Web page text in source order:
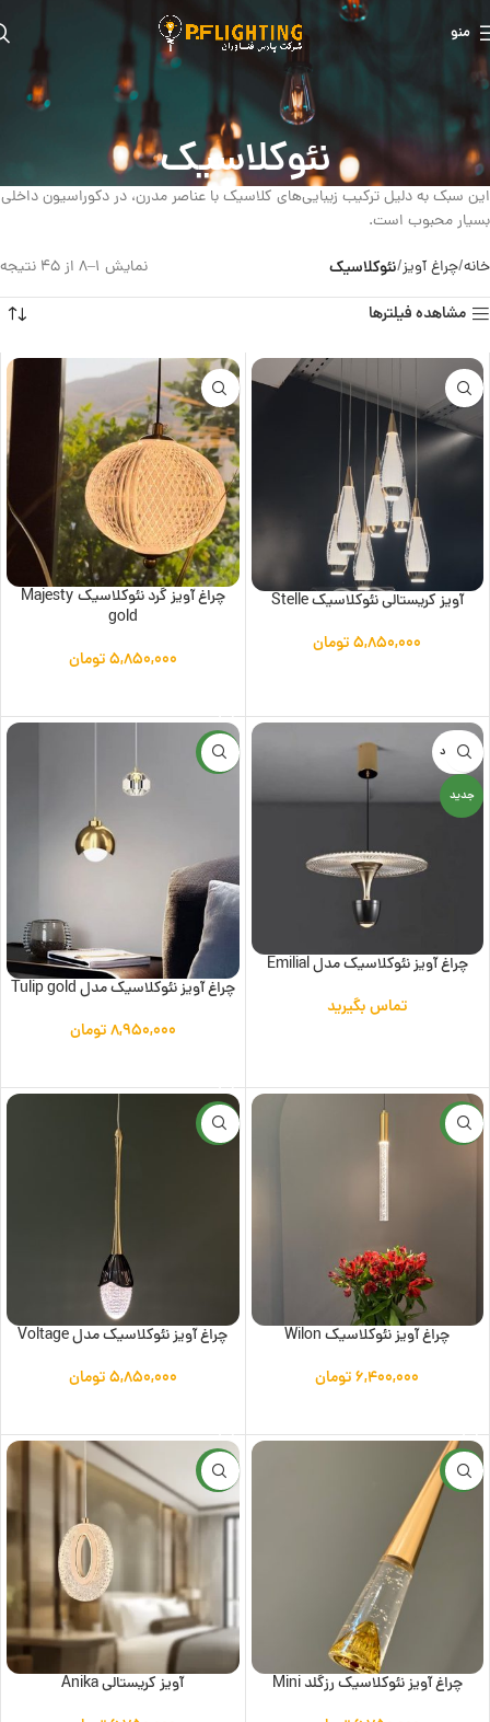
منو
نئوکلاسیک
این سبک به دلیل ترکیب زیبایی‌های کلاسیک با عناصر مدرن، در دکوراسیون داخلی
بسیار محبوب است.
خانه چراغ آویز نئوکلاسیک نمایش 1–8 از 45 نتیجه
مشاهده فیلترها
آویز کریستالی نئوکلاسیک Stelle
۵,۸۵۰,۰۰۰تومان
چراغ آویز گرد نئوکلاسیک Majesty
gold
۵,۸۵۰,۰۰۰تومان
ناموجود
جدید
چراغ آویز نئوکلاسیک مدل Emilial
تماس بگیرید
جدید
چراغ آویز نئوکلاسیک مدل Tulip gold
۸,۹۵۰,۰۰۰تومان
جدید
چراغ آویز نئوکلاسیک Wilon
۶,۴۰۰,۰۰۰تومان
جدید
چراغ آویز نئوکلاسیک مدل Voltage
۵,۸۵۰,۰۰۰تومان
جدید
چراغ آویز نئوکلاسیک رزگلد Mini
جدید
آویز کریستالی Anika